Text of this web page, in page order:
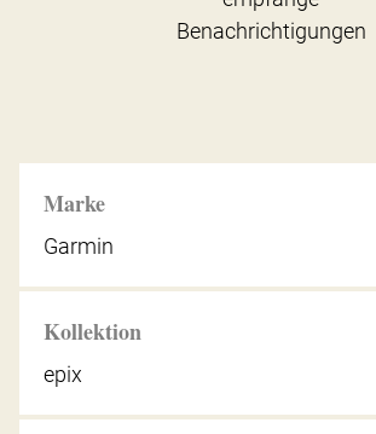
Marke
Garmin
Kollektion
epix
Benachrichtigungen